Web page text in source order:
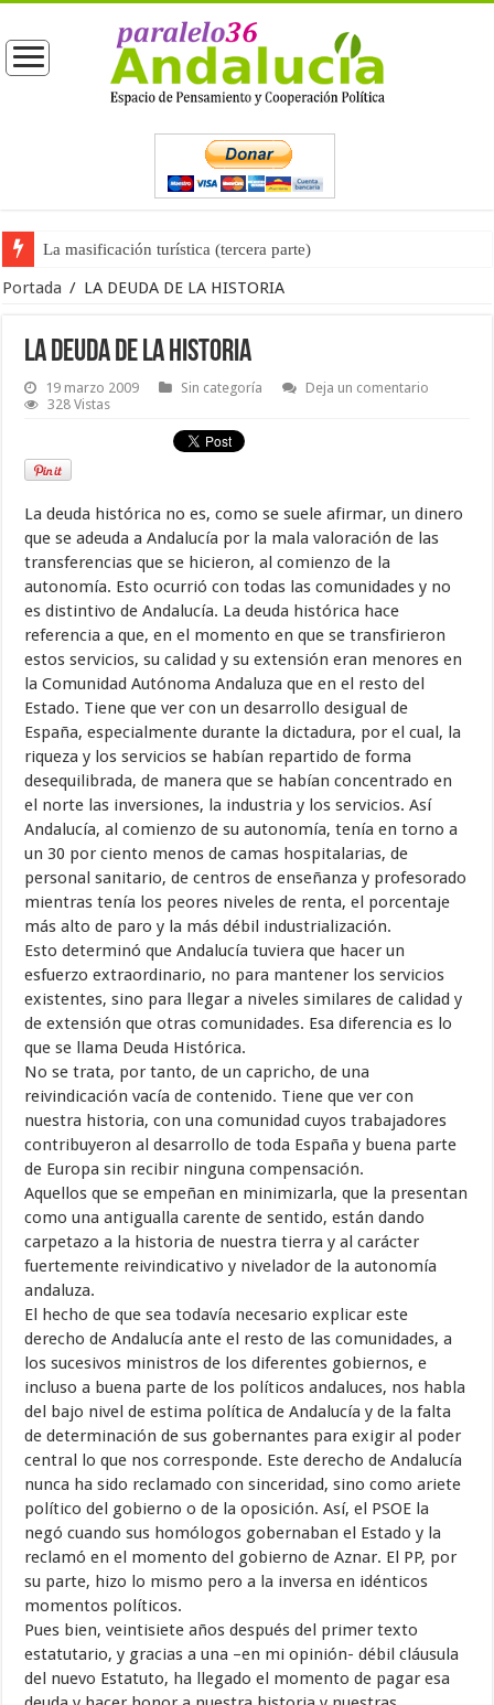
La masificación turística (tercera parte)
La opinión pública ante las próximas elecciones generales
Portada / LA DEUDA DE LA HISTORIA
LA DEUDA DE LA HISTORIA
19 marzo 2009 Sin categoría
Deja un comentario
328 Vistas
La deuda histórica no es, como se suele afirmar, un dinero
que se adeuda a Andalucía por la mala valoración de las
transferencias que se hicieron, al comienzo de la
autonomía. Esto ocurrió con todas las comunidades y no
es distintivo de Andalucía. La deuda histórica hace
referencia a que, en el momento en que se transfirieron
estos servicios, su calidad y su extensión eran menores en
la Comunidad Autónoma Andaluza que en el resto del
Estado. Tiene que ver con un desarrollo desigual de
España, especialmente durante la dictadura, por el cual, la
riqueza y los servicios se habían repartido de forma
desequilibrada, de manera que se habían concentrado en
el norte las inversiones, la industria y los servicios. Así
Andalucía, al comienzo de su autonomía, tenía en torno a
un 30 por ciento menos de camas hospitalarias, de
personal sanitario, de centros de enseñanza y profesorado
mientras tenía los peores niveles de renta, el porcentaje
más alto de paro y la más débil industrialización.
Esto determinó que Andalucía tuviera que hacer un
esfuerzo extraordinario, no para mantener los servicios
existentes, sino para llegar a niveles similares de calidad y
de extensión que otras comunidades. Esa diferencia es lo
que se llama Deuda Histórica.
No se trata, por tanto, de un capricho, de una
reivindicación vacía de contenido. Tiene que ver con
nuestra historia, con una comunidad cuyos trabajadores
contribuyeron al desarrollo de toda España y buena parte
de Europa sin recibir ninguna compensación.
Aquellos que se empeñan en minimizarla, que la presentan
como una antigualla carente de sentido, están dando
carpetazo a la historia de nuestra tierra y al carácter
fuertemente reivindicativo y nivelador de la autonomía
andaluza.
El hecho de que sea todavía necesario explicar este
derecho de Andalucía ante el resto de las comunidades, a
los sucesivos ministros de los diferentes gobiernos, e
incluso a buena parte de los políticos andaluces, nos habla
del bajo nivel de estima política de Andalucía y de la falta
de determinación de sus gobernantes para exigir al poder
central lo que nos corresponde. Este derecho de Andalucía
nunca ha sido reclamado con sinceridad, sino como ariete
político del gobierno o de la oposición. Así, el PSOE la
negó cuando sus homólogos gobernaban el Estado y la
reclamó en el momento del gobierno de Aznar. El PP, por
su parte, hizo lo mismo pero a la inversa en idénticos
momentos políticos.
Pues bien, veintisiete años después del primer texto
estatutario, y gracias a una –en mi opinión- débil cláusula
del nuevo Estatuto, ha llegado el momento de pagar esa